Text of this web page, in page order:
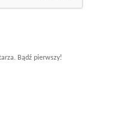
Bądź pierwszy!